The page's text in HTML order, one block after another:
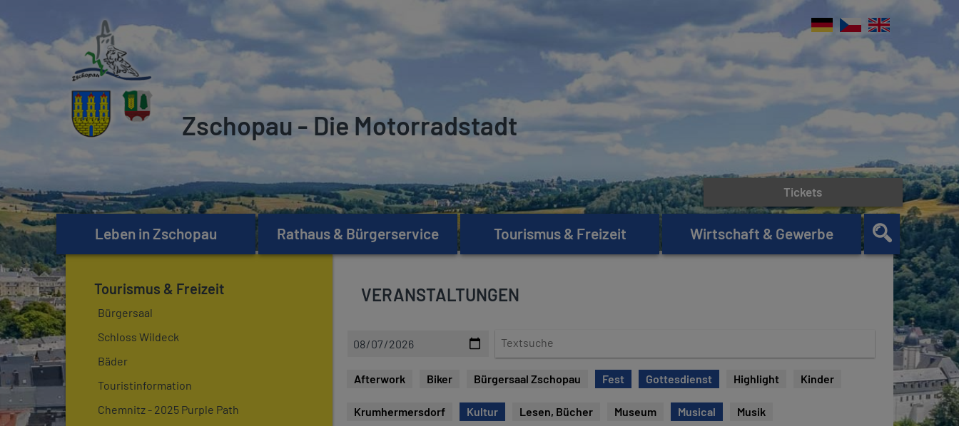
Zschopau - Die Motorradstadt
Leben in Zschopau Rathaus & Bürgerservice Tourismus & Freizeit Wirtschaft & Gewerbe
Tickets
Tourismus & Freizeit
Bürgersaal
Schloss Wildeck
Bäder
Touristinformation
Chemnitz - 2025 Purple Path
VERANSTALTUNGEN
t
s
u
Afterwork Biker Bürgersaal Zschopau Fest Gottesdienst Highlight Kinder
Krumhermersdorf Kultur Lesen, Bücher Museum Musical Musik